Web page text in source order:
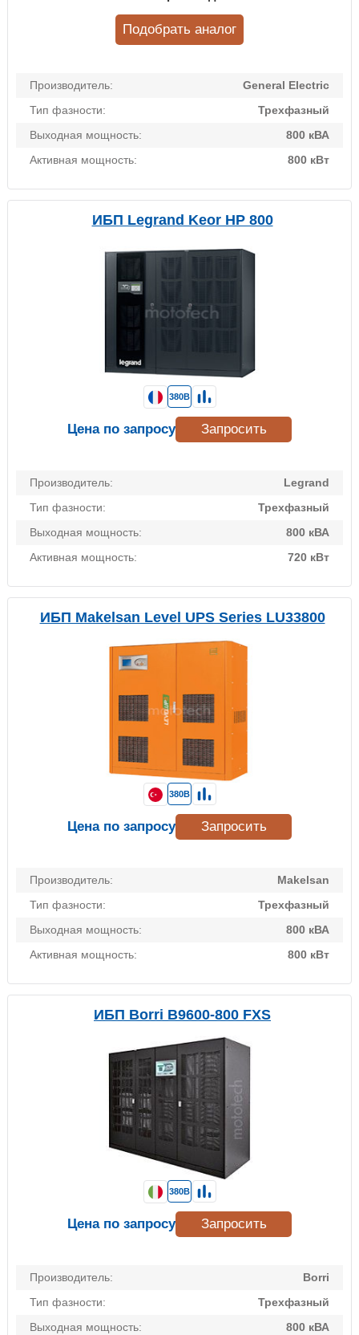
Производитель:
General Electric
Тип фазности:
Трехфазный
Выходная мощность:
800 кВА
Активная мощность:
800 кВт
Подобрать аналог
ИБП Legrand Keor HP 800
Производитель:
Legrand
Тип фазности:
Трехфазный
Выходная мощность:
800 кВА
Активная мощность:
720 кВт
380В
Цена по запросу Запросить
ИБП Makelsan Level UPS Series LU33800
Производитель:
Makelsan
Тип фазности:
Трехфазный
Выходная мощность:
800 кВА
Активная мощность:
800 кВт
380В
Цена по запросу Запросить
ИБП Borri B9600-800 FXS
Производитель:
Borri
Тип фазности:
Трехфазный
Выходная мощность:
800 кВА
380В
Цена по запросу Запросить